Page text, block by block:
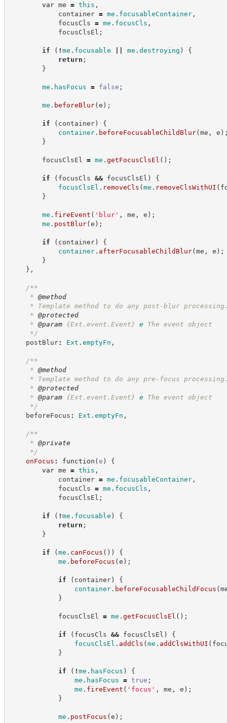
var me = this ,
container = me . focusableContainer,
focusCls = me . focusCls ,
focusClsEl ;
if ( ! me . focusable me . destroying )
{
return ;
}
me . hasFocus = false ;
me . beforeBlur(e ) ;
if ( container)
{
container. beforeFocusableChildBlur(me , e )
}
focusClsEl = me . getFocusClsEl ( ) ;
if ( focusCls && focusClsEl )
{
focusClsEl . removeCls (me . removeClsWithUI (
}
me . fireEvent ( ' blur' , me , e ) ;
me . postBlur(e ) ;
if ( container)
{
container. afterFocusableChildBlur(me , e ) ;
}
} ,
/**
* @method
* Template method to do any post-blur
* @protected
* @param {Ext.event.Event} e
The event object
*/
postBlur: Ext . emptyFn ,
/**
* @method
* Template method to do any pre-focus
* @protected
* @param {Ext.event.Event} e
The event object
*/
beforeFocus : Ext . emptyFn ,
/**
* @private
*/
onFocus : function (e )
{
var me = this ,
container = me . focusableContainer,
focusCls = me . focusCls ,
focusClsEl ;
if ( ! me . focusable )
{
return ;
}
if (me . canFocus ( ) )
{
me . beforeFocus (e ) ;
if ( container)
{
container. beforeFocusableChildFocus (
}
focusClsEl = me . getFocusClsEl ( ) ;
if ( focusCls && focusClsEl )
{
focusClsEl . addCls (me . addClsWithUI (
}
if ( ! me . hasFocus )
{
me . hasFocus = true ;
me . fireEvent ( ' focus ' , me , e ) ;
}
me . postFocus (e ) ;